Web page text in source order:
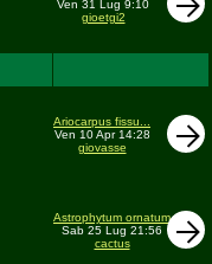
Ven 31 Lug 9:10
gioetgi2
Ariocarpus fissu...
Ven 10 Apr 14:28
giovasse
Astrophytum ornatum
Sab 25 Lug 21:56
cactus